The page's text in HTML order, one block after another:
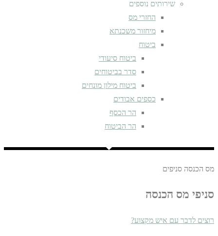
שירותים נוספים
החזרי מס
מיחזור משכנתא
ביטוח
ביטוח סיעודי
סדר בביטוחים
ביטוח מילון מונחים
כספים אבודים
הר הכסף
הר הביטוח
מס הכנסה סניפים
סניפי מס הכנסה
רוצים לדבר עם איש מקצוע?